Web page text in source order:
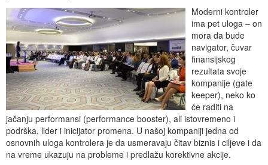
Moderni kontroler
ima pet uloga – on
mora da bude
navigator, čuvar
finansijskog
rezultata svoje
kompanije (gate
keeper), neko ko
će raditi na
jačanju performansi (performance booster), ali istovremeno i
podrška, lider i inicijator promena. U našoj kompaniji jedna od
osnovnih uloga kontrolera je da usmeravaju čitav biznis i ciljeve i da
na vreme ukazuju na probleme i predlažu korektivne akcije.